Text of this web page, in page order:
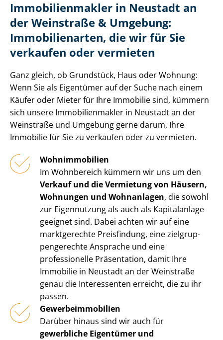
Im­mo­bi­li­en­mak­ler in Neustadt an
der Weinstraße & Umgebung:
Immobilienarten, die wir für Sie
verkaufen oder vermieten
Ganz gleich, ob Grundstück, Haus oder Wohnung:
Wenn Sie als Eigentümer auf der Suche nach einem
Käufer oder Mieter für Ihre Immobilie sind, kümmern
sich unsere Im­mo­bi­li­en­mak­ler in Neustadt an der
Weinstraße und Umgebung gerne darum, Ihre
Immobilie für Sie zu verkaufen oder zu vermieten.
Wohnimmobilien
Im Wohnbereich kümmern wir uns um den
Verkauf und die Vermietung von Häusern,
Wohnungen und Wohnanlagen, die sowohl
zur Eigennutzung als auch als Kapitalanlage
geeignet sind. Dabei achten wir auf eine
marktgerechte Preisfindung, eine ziel­grup­
pen­ge­rech­te Ansprache und eine
professionelle Präsentation, damit Ihre
Immobilie in Neustadt an der Weinstraße
genau die Interessenten erreicht, die zu ihr
passen.
Ge­wer­be­im­mo­bi­li­en
Darüber hinaus sind wir auch für
gewerbliche Eigentümer und